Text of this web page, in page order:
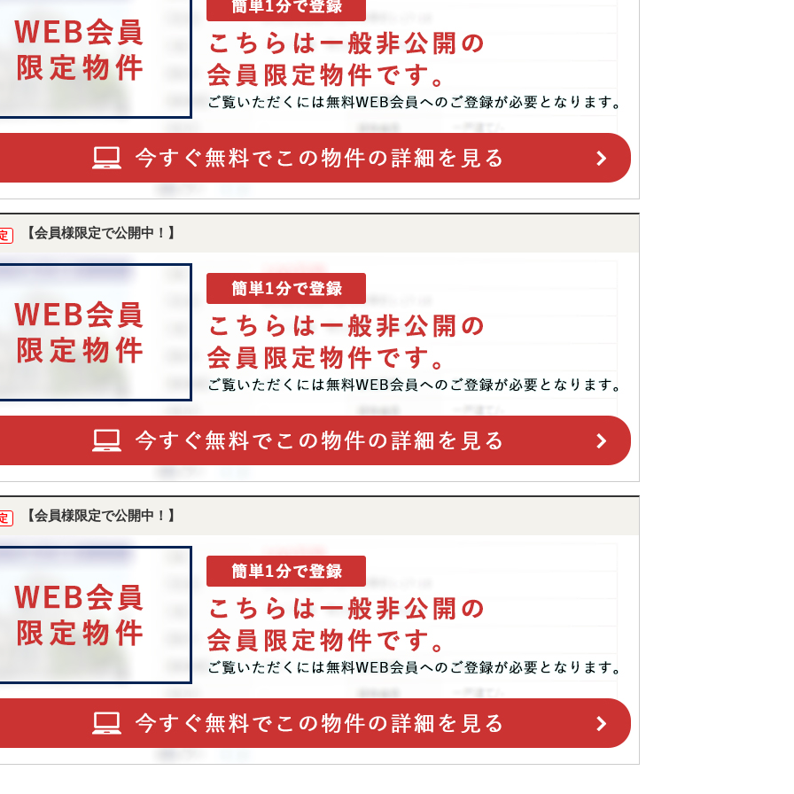
【会員様限定で公開中！】
【会員様限定で公開中！】